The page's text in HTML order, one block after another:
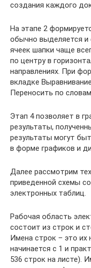
создания каждого
На этапе 2
обычно выделяется и
ячеек шапки чаще
по центру в
направлениях. При
вкладке
Переносить по
Этап 4 позволяет в
результаты,
результаты могут
в форме графиков и
Далее рассмотрим
приведенной схемы
электронных таблиц.
Рабочая область
состоит из строк и
Имена строк – это их
начинается с 1 и
536 строк на листе).